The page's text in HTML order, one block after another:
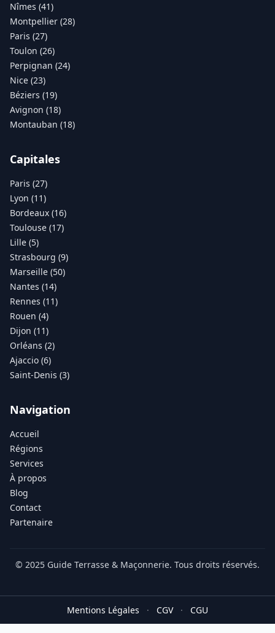
Nîmes (41)
Montpellier (28)
Paris (27)
Toulon (26)
Perpignan (24)
Nice (23)
Béziers (19)
Avignon (18)
Montauban (18)
Capitales
Paris (27)
Lyon (11)
Bordeaux (16)
Toulouse (17)
Lille (5)
Strasbourg (9)
Marseille (50)
Nantes (14)
Rennes (11)
Rouen (4)
Dijon (11)
Orléans (2)
Ajaccio (6)
Saint-Denis (3)
Navigation
Accueil
Régions
Services
À propos
Blog
Contact
Partenaire
© 2025 Guide Terrasse & Maçonnerie. Tous droits réservés.
Mentions Légales · CGV · CGU